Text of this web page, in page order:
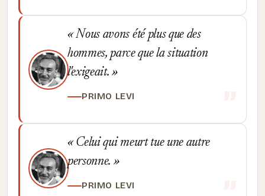
Nous avons été plus que des
hommes, parce que la situation
l'exigeait.
PRIMO LEVI
Celui qui meurt tue une autre
personne.
PRIMO LEVI